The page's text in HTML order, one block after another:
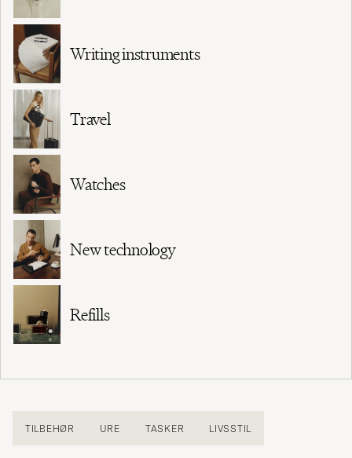
Writing instruments
Travel
Watches
New technology
Refills
TILBEHØR URE TASKER LIVSSTIL